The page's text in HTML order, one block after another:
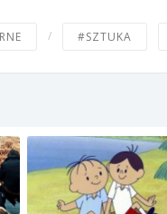
/ #SZTUKA